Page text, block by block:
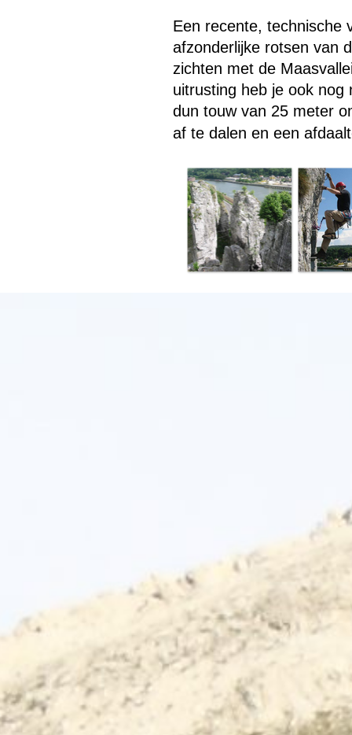
Een recente, technische
afzonderlijke rotsen van
zichten met de
uitrusting heb je ook
dun touw van 25 meter
af te dalen en een